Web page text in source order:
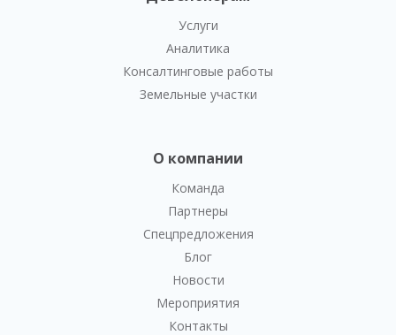
Услуги
Аналитика
Консалтинговые работы
Земельные участки
О компании
Команда
Партнеры
Спецпредложения
Блог
Новости
Мероприятия
Контакты